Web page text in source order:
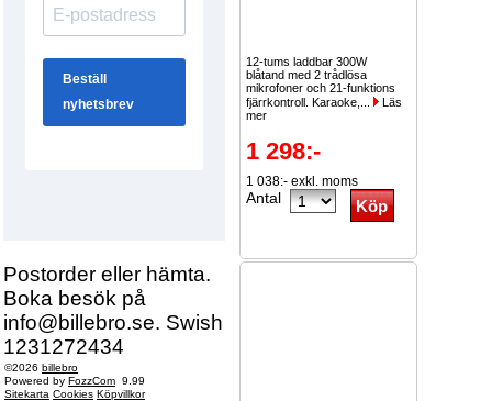
Postorder eller hämta.
Boka besök på
info@billebro.se. Swish
1231272434
©2026 billebro
Powered by FozzCom 9.99
Sitekarta Cookies Köpvillkor
12-tums laddbar 300W
blåtand med 2 trådlösa
mikrofoner och 21-funktions
fjärrkontroll. Karaoke,...
Läs
mer
1 298:-
1 038:- exkl. moms
Antal